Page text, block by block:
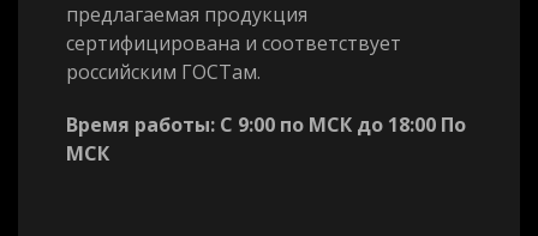
предлагаемая продукция
сертифицирована и соответствует
российским ГОСТам.
Время работы: С 9:00 по МСК до 18:00 По
МСК